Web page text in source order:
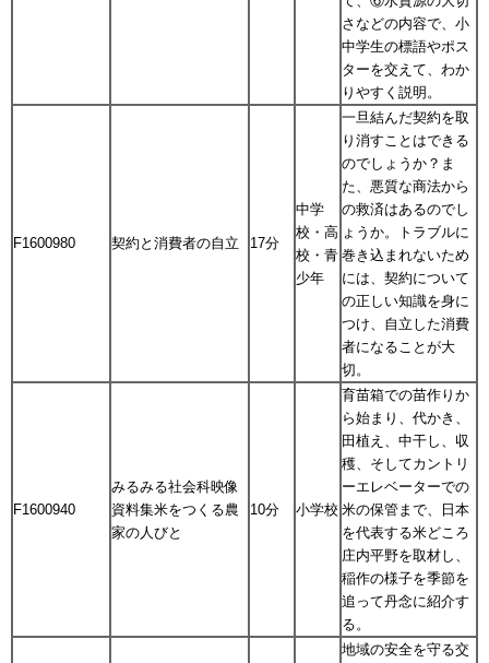
さなどの内容で、小
中学生の標語やポス
ターを交えて、わか
りやすく説明。
F1600980 契約と消費者の自立 17分
中学
校・高
校・青
少年
一旦結んだ契約を取
り消すことはできる
のでしょうか？ま
た、悪質な商法から
の救済はあるのでし
ょうか。トラブルに
巻き込まれないため
には、契約について
の正しい知識を身に
つけ、自立した消費
者になることが大
切。
F1600940
みるみる社会科映像
資料集米をつくる農
家の人びと
10分 小学校
育苗箱での苗作りか
ら始まり、代かき、
田植え、中干し、収
穫、そしてカントリ
ーエレベーターでの
米の保管まで、日本
を代表する米どころ
庄内平野を取材し、
稲作の様子を季節を
追って丹念に紹介す
る。
地域の安全を守る交